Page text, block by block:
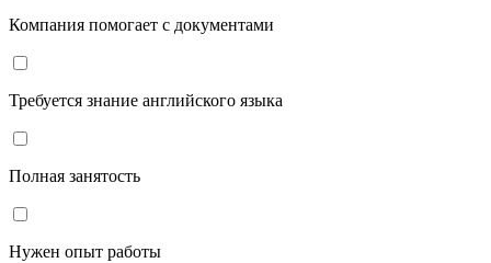
Компания помогает с документами
Требуется знание английского языка
Полная занятость
Нужен опыт работы